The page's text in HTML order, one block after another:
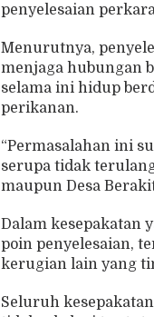
penyelesaian
Menurutnya,
menjaga hubungan
selama ini hidup
perikanan.
“Permasalahan ini
serupa tidak
maupun Desa
Dalam kesepakatan
poin penyelesaian,
kerugian lain yang
Seluruh